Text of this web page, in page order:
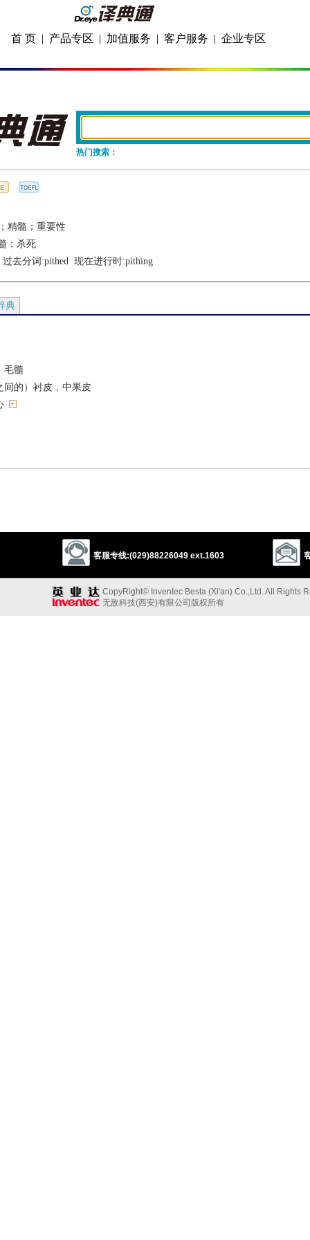
首 页 | 产品专区 | 加值服务 | 客户服务 | 企业专区
热门搜索：
精髓；重要性
；杀死
去分词:pithed 现在进行时:pithing
典
毛髓
间的）衬皮，中果皮
centre core basis content2 soul meat
juice
客服专线:(029)88226049 ext.1603
CopyRight© Inventec Besta (Xi'an) Co.,Ltd. All Rights
无敌科技(西安)有限公司版权所有